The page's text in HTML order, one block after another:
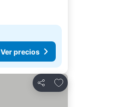
Ver precios
Compartir
Añadir a favoritos